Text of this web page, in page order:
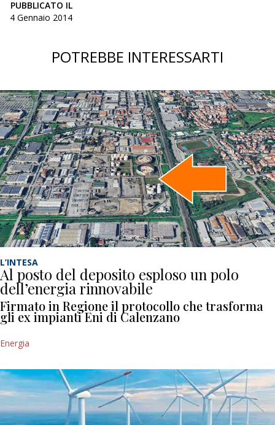
PUBBLICATO IL
4 Gennaio 2014
POTREBBE INTERESSARTI
L’INTESA
Al posto del deposito esploso un polo
dell’energia rinnovabile
Firmato in Regione il protocollo che trasforma
gli ex impianti Eni di Calenzano
Energia